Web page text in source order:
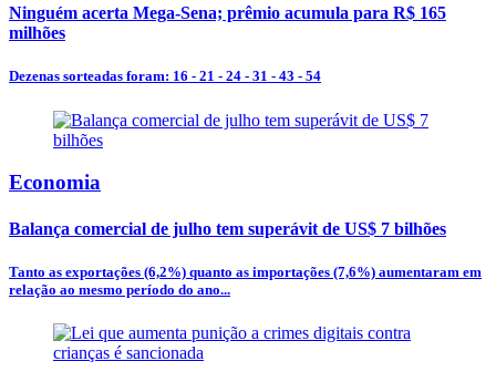
Ninguém acerta Mega-Sena; prêmio acumula para R$ 165
milhões
Dezenas sorteadas foram: 16 - 21 - 24 - 31 - 43 - 54
Economia
Balança comercial de julho tem superávit de US$ 7 bilhões
Tanto as exportações (6,2%) quanto as importações (7,6%) aumentaram em
relação ao mesmo período do ano...